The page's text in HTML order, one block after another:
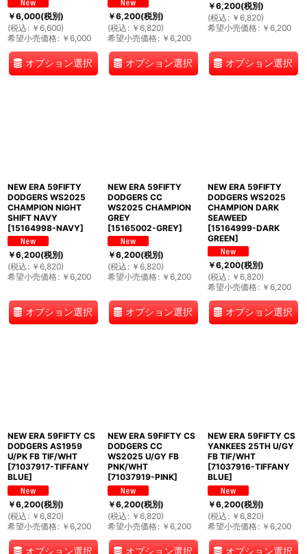
￥6,000(税別)
(税込 : ￥ 6,600)
希望小売価格: ￥ 6,000
オプション選択
￥6,200(税別)
(税込 : ￥ 6,820)
希望小売価格: ￥ 6,200
オプション選択
￥6,200(税別)
(税込 : ￥ 6,820)
希望小売価格: ￥ 6,200
オプション選択
NEW ERA 59FIFTY
DODGERS WS2025
CHAMPION NIGHT
SHIFT NAVY
[15164998-NAVY]
￥6,200(税別)
(税込 : ￥ 6,820)
希望小売価格: ￥ 6,200
オプション選択
NEW ERA 59FIFTY
DODGERS CC
WS2025 CHAMPION
GREY
[15165002-GREY]
￥6,200(税別)
(税込 : ￥ 6,820)
希望小売価格: ￥ 6,200
オプション選択
NEW ERA 59FIFTY
DODGERS WS2025
CHAMPION DARK
SEAWEED
[15164999-DARK
GREEN]
￥6,200(税別)
(税込 : ￥ 6,820)
希望小売価格: ￥ 6,200
オプション選択
NEW ERA 59FIFTY CS
DODGERS AS1959
U/PK FB TIF/WHT
[71037917-TIFFANY
BLUE]
￥6,200(税別)
(税込 : ￥ 6,820)
希望小売価格: ￥ 6,200
オプション選択
NEW ERA 59FIFTY CS
DODGERS CC
WS2025 U/GY FB
PNK/WHT
[71037919-PINK]
￥6,200(税別)
(税込 : ￥ 6,820)
希望小売価格: ￥ 6,200
オプション選択
NEW ERA 59FIFTY CS
YANKEES 25TH U/GY
FB TIF/WHT
[71037916-TIFFANY
BLUE]
￥6,200(税別)
(税込 : ￥ 6,820)
希望小売価格: ￥ 6,200
オプション選択